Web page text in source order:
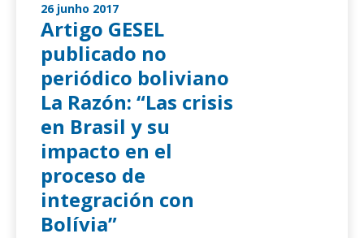
26 junho 2017
Artigo GESEL
publicado no
periódico boliviano
La Razón: “Las crisis
en Brasil y su
impacto en el
proceso de
integración con
Bolívia”